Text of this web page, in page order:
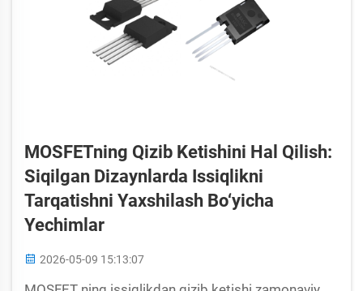
MOSFETning Qizib Ketishini Hal Qilish:
Siqilgan Dizaynlarda Issiqlikni
Tarqatishni Yaxshilash Bo‘yicha
Yechimlar
2026-05-09 15:13:07